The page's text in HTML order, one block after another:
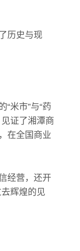
历史与现
米市”与“药
证了湘潭商
在全国商业
经营，还开
辉煌的见